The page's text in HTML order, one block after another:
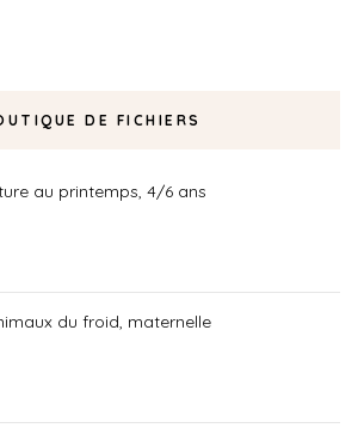
DE FICHIERS
au printemps, 4/6 ans
du froid, maternelle